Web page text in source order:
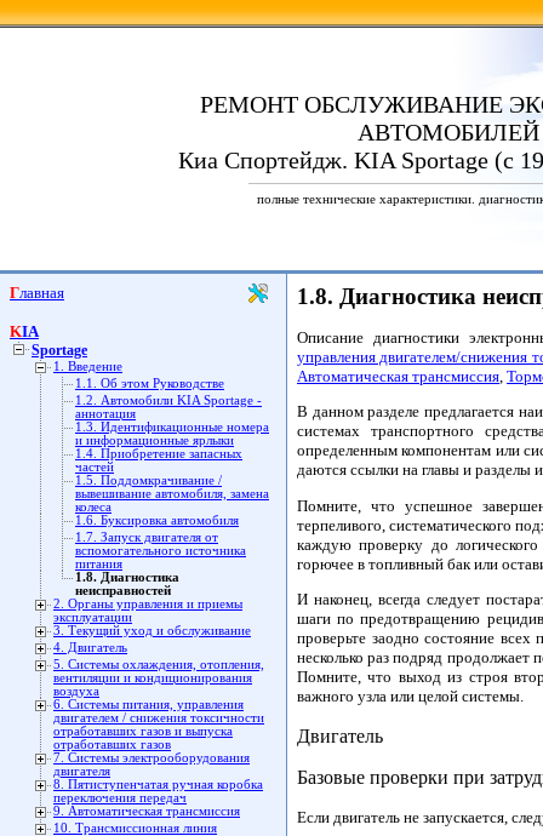
РЕМОНТ ОБСЛУЖИВАНИЕ
АВТОМОБИЛЕЙ
Киа Спортейдж. KIA Sportage (с
полные технические характеристики.
Главная
KIA
Sportage
1. Введение
1.1. Об этом Руководстве
1.2. Автомобили KIA Sportage -
аннотация
1.3. Идентификационные номера
и информационные ярлыки
1.4. Приобретение запасных
частей
1.5. Поддомкрачивание /
вывешивание автомобиля, замена
колеса
1.6. Буксировка автомобиля
1.7. Запуск двигателя от
вспомогательного источника
питания
1.8. Диагностика
неисправностей
2. Органы управления и приемы
эксплуатации
3. Текущий уход и обслуживание
4. Двигатель
5. Системы охлаждения, отопления,
вентиляции и кондиционирования
воздуха
6. Системы питания, управления
двигателем / снижения токсичности
отработавших газов и выпуска
отработавших газов
7. Системы электрооборудования
двигателя
8. Пятиступенчатая ручная коробка
переключения передач
9. Автоматическая трансмиссия
10. Трансмиссионная линия
1.8. Диагностика
Описание диагностики
управления двигателем/снижения
Автоматическая трансмиссия,
В данном разделе предлагается
системах транспортного
определенным компонентам или
даются ссылки на главы и
Помните, что успешное
терпеливого, систематического
каждую проверку до
горючее в топливный бак или
И наконец, всегда следует
шаги по предотвращению
проверьте заодно состояние
несколько раз подряд продолжает
Помните, что выход из строя
важного узла или целой системы.
Двигатель
Базовые проверки при
Если двигатель не запускается,